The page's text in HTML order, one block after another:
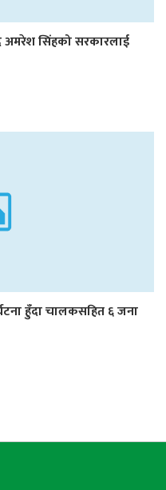
अमरेश सिंहको सरकारलाई
हुँदा चालकसहित ६ जना